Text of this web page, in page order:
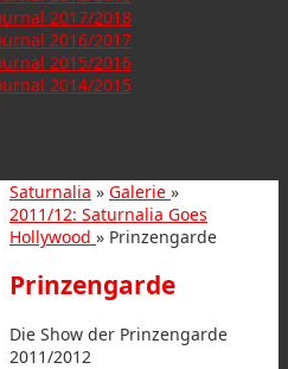
2017/2018
2016/2017
2015/2016
2014/2015
Saturnalia » Galerie »
2011/12: Saturnalia Goes
Hollywood » Prinzengarde
Prinzengarde
Die Show der Prinzengarde
2011/2012